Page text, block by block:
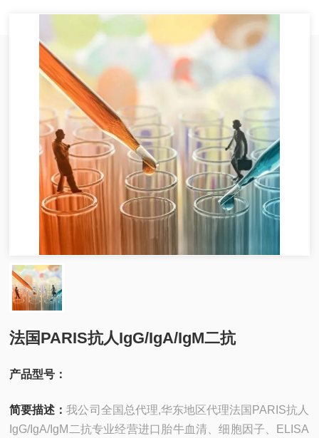
法国PARIS抗人IgG/IgA/IgM二抗
产品型号：
简要描述：我公司全国总代理,华东地区代理法国PARIS抗人
IgG/IgA/IgM二抗专业经营进口胎牛血清、细胞因子、ELISA